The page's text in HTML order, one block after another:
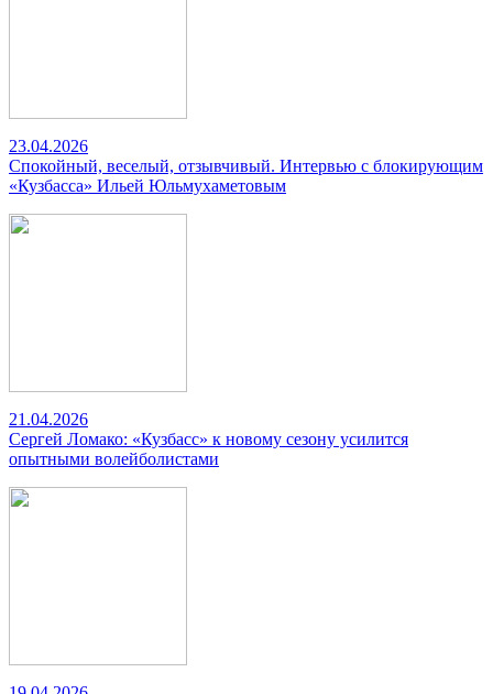
23.04.2026
Спокойный, веселый, отзывчивый. Интервью с блокирующим
«Кузбасса» Ильей Юльмухаметовым
21.04.2026
Сергей Ломако: «Кузбасс» к новому сезону усилится
опытными волейболистами